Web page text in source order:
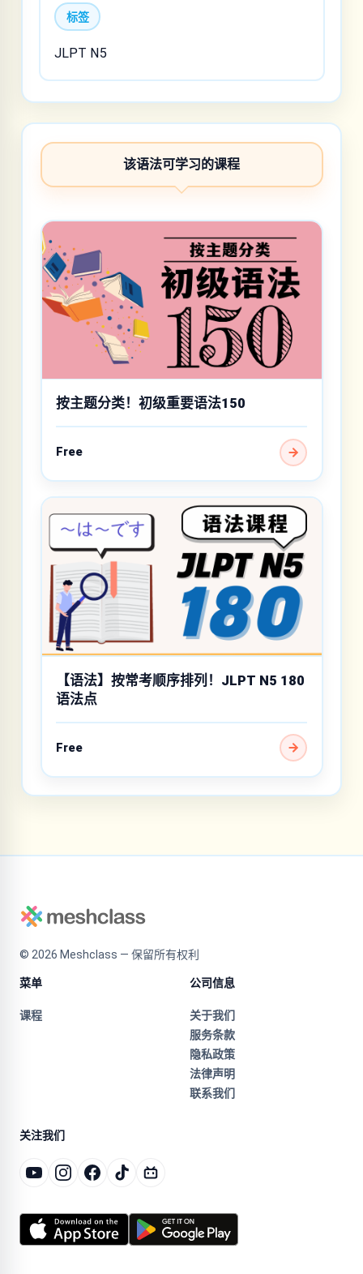
标签
JLPT N5
该语法可学习的课程
按主题分类！初级重要语法150
Free
【语法】按常考顺序排列！JLPT N5 180
语法点
Free
© 2026 Meshclass — 保留所有权利
菜单
课程
公司信息
关于我们
服务条款
隐私政策
法律声明
联系我们
关注我们